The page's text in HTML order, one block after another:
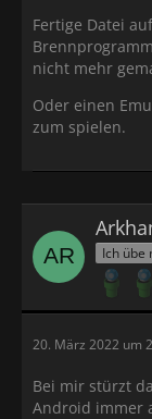
Fertige Datei
nicht mehr
Oder einen
zum spielen.
Ich übe
20. März 2022 um
Bei mir stürzt
Android immer